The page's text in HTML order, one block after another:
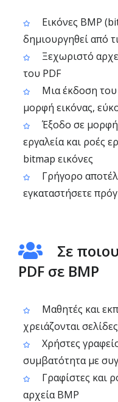
Εικόνες BMP
δημιουργηθεί από
Ξεχωριστό
του PDF
Μια έκδοση
μορφή εικόνας,
Έξοδο σε
εργαλεία και ροές
bitmap εικόνες
Γρήγορο
εγκαταστήσετε
Σε
PDF σε BMP
Μαθητές και
χρειάζονται
Χρήστες
συμβατότητα με
Γραφίστες και
αρχεία BMP